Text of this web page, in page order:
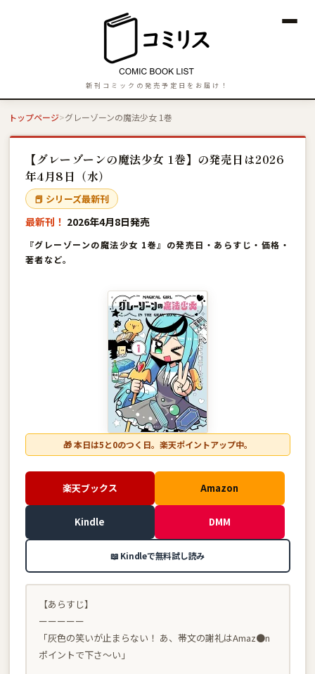
新刊コミックの発売予定日をお届け！
トップページ グレーゾーンの魔法少女 1巻
【グレーゾーンの魔法少女 1巻】の発売日は2026
年4月8日（水）
📕 シリーズ最新刊
最新刊！ 2026年4月8日発売
『グレーゾーンの魔法少女 1巻』の発売日・あらすじ・価格・
著者など。
🎁 本日は5と0のつく日。楽天ポイントアップ中。
楽天ブックス Amazon
Kindle DMM
📖 Kindleで無料試し読み
【あらすじ】
ーーーーー
「灰色の笑いが止まらない！ あ、帯文の謝礼はAmaz●n
ポイントで下さ〜い」